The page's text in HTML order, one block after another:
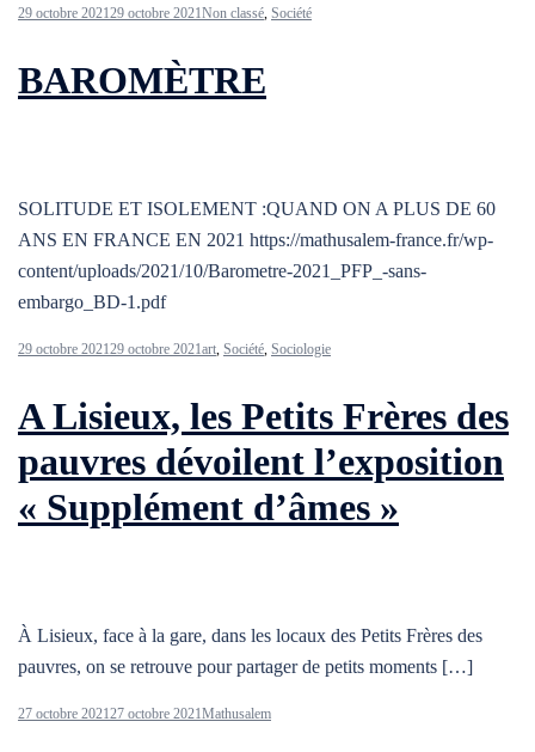
29 octobre 202129 octobre 2021Non classé, Société
BAROMÈTRE
SOLITUDE ET ISOLEMENT :QUAND ON A PLUS DE 60
ANS EN FRANCE EN 2021 https://mathusalem-france.fr/wp-
content/uploads/2021/10/Barometre-2021_PFP_-sans-
embargo_BD-1.pdf
29 octobre 202129 octobre 2021art, Société, Sociologie
A Lisieux, les Petits Frères des
pauvres dévoilent l’exposition
« Supplément d’âmes »
À Lisieux, face à la gare, dans les locaux des Petits Frères des
pauvres, on se retrouve pour partager de petits moments […]
27 octobre 202127 octobre 2021Mathusalem